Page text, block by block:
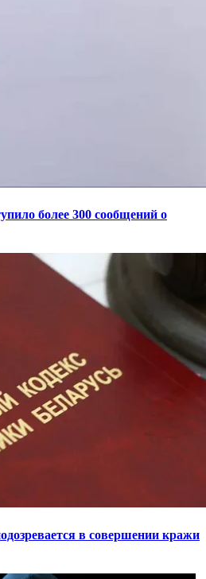
более 300 сообщений о
в совершении кражи